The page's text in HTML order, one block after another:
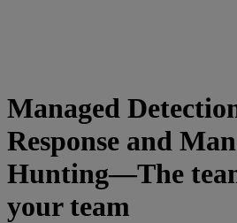
Managed
Response and
Hunting—The
your team